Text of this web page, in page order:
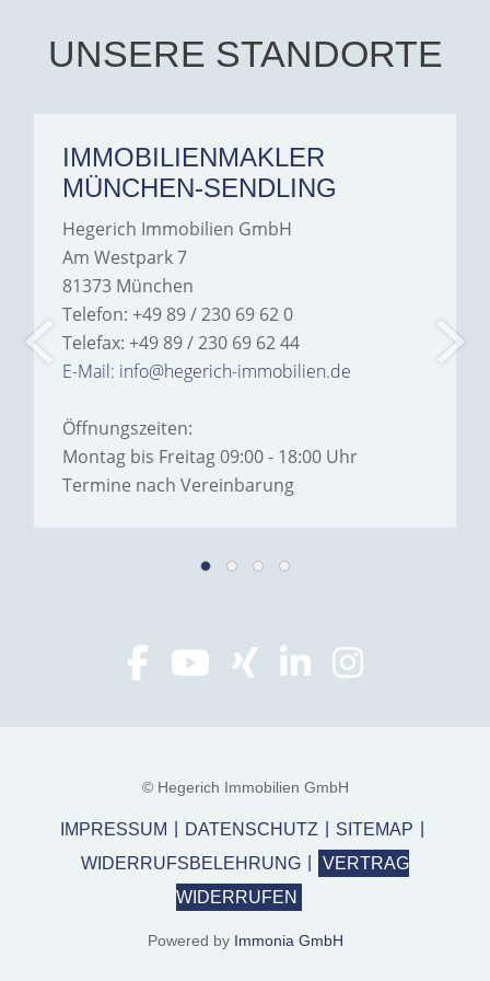
Hegerich Immobilien to
anyone looking for a home.
UNSERE STANDORTE
IMMOBILIENMAKLER
MÜNCHEN-SENDLING
Hegerich Immobilien GmbH
Am Westpark 7
81373 München
Telefon: +49 89 / 230 69 62 0
Telefax: +49 89 / 230 69 62 44
E-Mail: info@hegerich-immobilien.de
Öffnungszeiten:
Montag bis Freitag 09:00 - 18:00 Uhr
Termine nach Vereinbarung
© Hegerich Immobilien GmbH
IMPRESSUM DATENSCHUTZ
SITEMAP
WIDERRUFSBELEHRUNG
VERTRAG
WIDERRUFEN
Powered by Immonia GmbH